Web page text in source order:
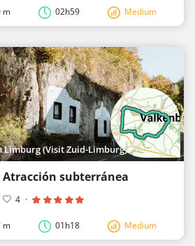
m 02h59 Medium
Limburg (Visit Zuid-Limburg)
subterránea
4 ·
m 01h18 Medium